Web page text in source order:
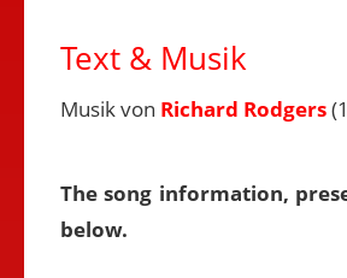
Text & Musik
Musik von Richard Rodgers
The song information,
below.